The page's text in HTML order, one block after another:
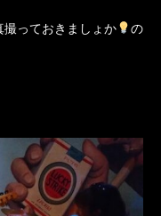
っておきましょか
の